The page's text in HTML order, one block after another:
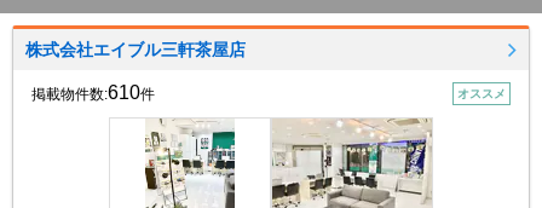
株式会社エイブル三軒茶屋店
掲載物件数:610件 オススメ